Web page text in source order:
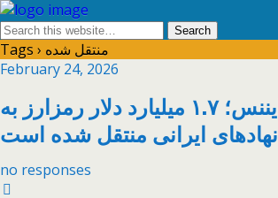
Tags › منتقل شده
February 24, 2026
رسوایی در بایننس؛ ۱.۷ میلیارد دلار رمزارز به
نهادهای ایرانی منتقل شده است
no responses